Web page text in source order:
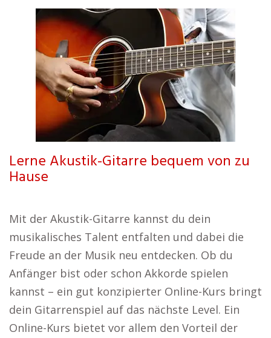
Lerne Akustik-Gitarre bequem von zu
Hause
Mit der Akustik-Gitarre kannst du dein
musikalisches Talent entfalten und dabei die
Freude an der Musik neu entdecken. Ob du
Anfänger bist oder schon Akkorde spielen
kannst – ein gut konzipierter Online-Kurs bringt
dein Gitarrenspiel auf das nächste Level. Ein
Online-Kurs bietet vor allem den Vorteil der